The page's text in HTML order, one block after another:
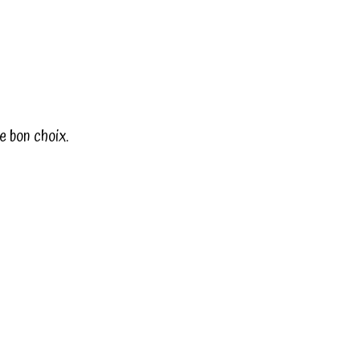
bon choix.